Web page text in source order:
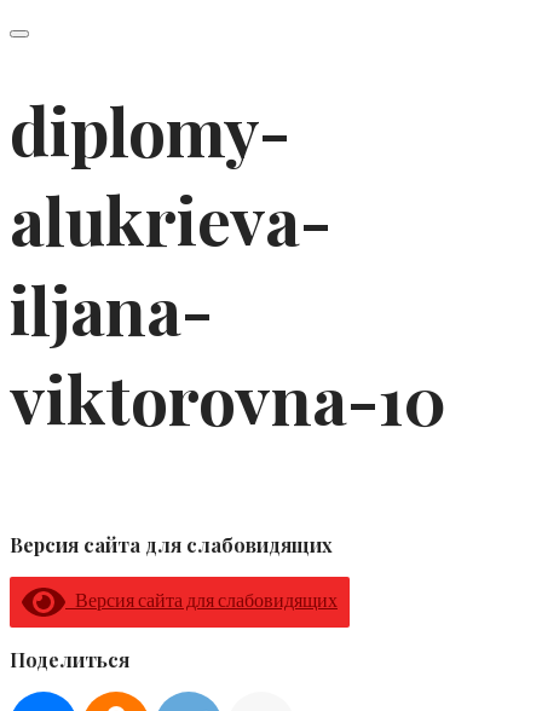
diplomy-
alukrieva-
iljana-
viktorovna-10
Версия сайта для слабовидящих
Версия сайта для слабовидящих
Поделиться